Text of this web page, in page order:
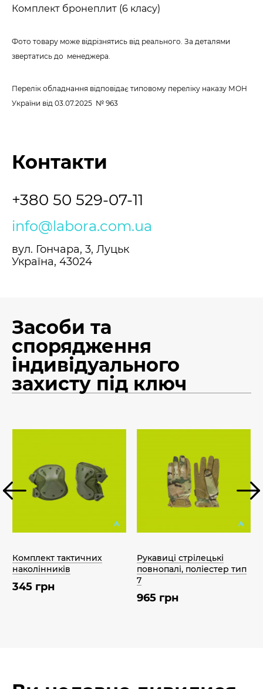
Комплект бронеплит (6 класу)
Фото товару може відрізнятись від реального. За деталями
звертатись до менеджера.
Перелік обладнання відповідає типовому переліку наказу МОН
України від 03.07.2025 № 963
Контакти
+380 50 529-07-11
info@labora.com.ua
вул. Гончара, 3, Луцьк
Україна, 43024
Засоби та
спорядження
індивідуального
захисту під ключ
Комплект тактичних
наколінників
345 грн
Рукавиці стрілецькі
повнопалі, поліестер тип
7
965 грн